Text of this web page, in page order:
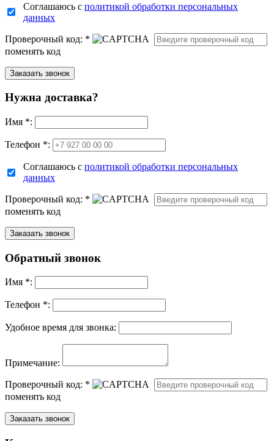
Соглашаюсь с политикой обработки персональных
данных
Проверочный код: *
поменять код
Нужна доставка?
Имя *:
Телефон *:
Соглашаюсь с политикой обработки персональных
данных
Проверочный код: *
поменять код
Обратный звонок
Имя *:
Телефон *:
Удобное время для звонка:
Примечание:
Проверочный код: *
поменять код